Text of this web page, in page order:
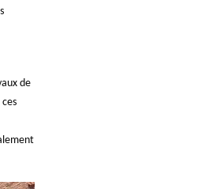
de